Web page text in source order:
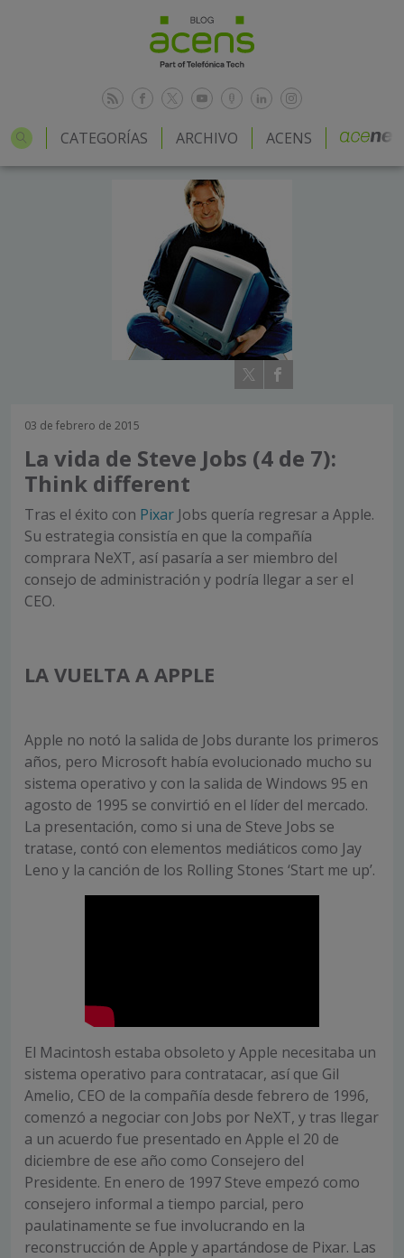
CATEGORÍAS ARCHIVO ACENS
03 de febrero de 2015
La vida de Steve Jobs (4 de 7):
Think different
Tras el éxito con Pixar Jobs quería regresar a Apple.
Su estrategia consistía en que la compañía
comprara NeXT, así pasaría a ser miembro del
consejo de administración y podría llegar a ser el
CEO.
LA VUELTA A APPLE
Apple no notó la salida de Jobs durante los primeros
años, pero Microsoft había evolucionado mucho su
sistema operativo y con la salida de Windows 95 en
agosto de 1995 se convirtió en el líder del mercado.
La presentación, como si una de Steve Jobs se
tratase, contó con elementos mediáticos como Jay
Leno y la canción de los Rolling Stones ‘Start me up’.
El Macintosh estaba obsoleto y Apple necesitaba un
sistema operativo para contratacar, así que Gil
Amelio, CEO de la compañía desde febrero de 1996,
comenzó a negociar con Jobs por NeXT, y tras llegar
a un acuerdo fue presentado en Apple el 20 de
diciembre de ese año como Consejero del
Presidente. En enero de 1997 Steve empezó como
consejero informal a tiempo parcial, pero
paulatinamente se fue involucrando en la
reconstrucción de Apple y apartándose de Pixar. Las